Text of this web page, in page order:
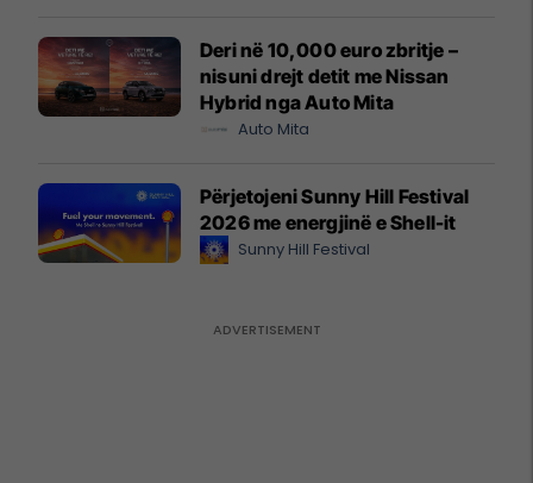
Deri në 10,000 euro zbritje –
nisuni drejt detit me Nissan
Hybrid nga Auto Mita
Auto Mita
Përjetojeni Sunny Hill Festival
2026 me energjinë e Shell-it
Sunny Hill Festival